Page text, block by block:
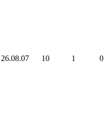
26.08.07 10 1 0